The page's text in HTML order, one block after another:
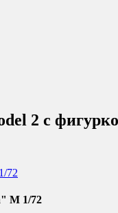
2 c
М 1/72